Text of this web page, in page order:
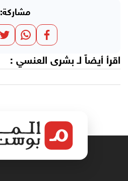
مشاركة:
اقرأ أيضاً لـ بشرى العنسي :